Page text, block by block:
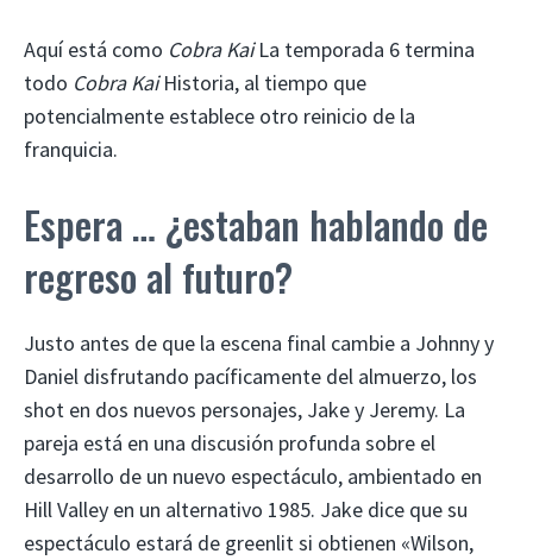
Aquí está como Cobra KaiLa temporada 6 termina
todo Cobra KaiHistoria, al tiempo que
potencialmente establece otro reinicio de la
franquicia.
Espera … ¿estaban hablando de
regreso al futuro?
Justo antes de que la escena final cambie a Johnny y
Daniel disfrutando pacíficamente del almuerzo, los
shot en dos nuevos personajes, Jake y Jeremy. La
pareja está en una discusión profunda sobre el
desarrollo de un nuevo espectáculo, ambientado en
Hill Valley en un alternativo 1985. Jake dice que su
espectáculo estará de greenlit si obtienen «Wilson,